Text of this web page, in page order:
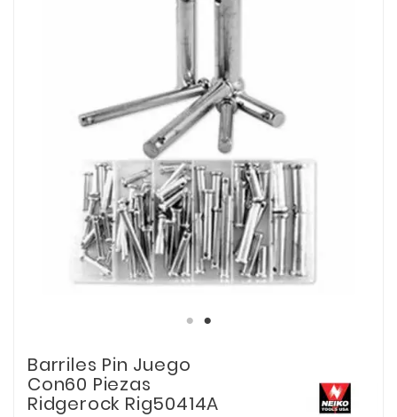
Barriles Pin Juego
Con60 Piezas
Ridgerock Rig50414A